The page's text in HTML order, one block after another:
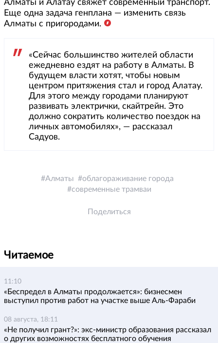
Алматы и Алатау свяжет современный транспорт.
Еще одна задача генплана — изменить связь
Алматы с пригородами.
«Сейчас большинство жителей области
ежедневно ездят на работу в Алматы. В
будущем власти хотят, чтобы новым
центром притяжения стал и город Алатау.
Для этого между городами планируют
развивать электрички, скайтрейн. Это
должно сократить количество поездок на
личных автомобилях», — рассказал
Садуов.
Алматы
облагораживание города
современные трамваи
Поделиться
Читаемое
11:10
«Беспредел в Алматы продолжается»: бизнесмен
выступил против работ на участке выше Аль-Фараби
08 августа, 18:11
«Не получил грант?»: экс-министр образования рассказал
о других возможностях бесплатного обучения